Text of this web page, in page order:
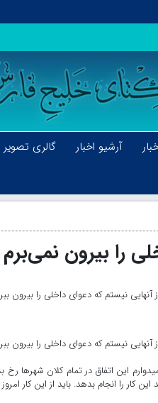
آرشیو اخبار گالری تصویر
را بیرون نمی‌برم
نیستم که دعوای داخلی را بیرون
نیستم که دعوای داخلی را بیرون
این اتفاق در تمام کلان شهرها
کار را انجام بدهد. باید از این کار